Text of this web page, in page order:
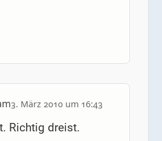
3. März 2010 um 16:43
Richtig dreist.